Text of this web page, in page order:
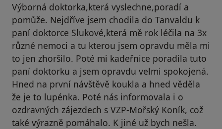
Výborná doktorka,která vyslechne,poradí a
pomůže. Nejdříve jsem chodila do Tanvaldu k
paní doktorce Slukové,která mě rok léčila na 3x
různé nemoci a tu kterou jsem opravdu měla mi
to jen zhoršilo. Poté mi kadeřnice poradila tuto
paní doktorku a jsem opravdu velmi spokojená.
Hned na první návštěvě koukla a hned věděla
že je to lupénka. Poté nás informovala i o
ozdravných zájezdech s VZP-Mořský Koník, což
také výrazně pomáhalo. K jiné už bych nešla.